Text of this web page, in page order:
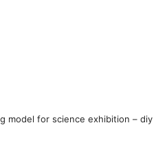
model for science exhibition – diy